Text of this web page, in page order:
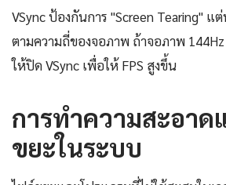
VSync ป้องกันการ "Screen Tearing" แ
ตามความถี่ของจอภาพ ถ้าจอภาพ 144Hz
ให้ปิด VSync เพื่อให้ FPS สูงขึ้น
การทำความสะอาด
ขยะในระบบ